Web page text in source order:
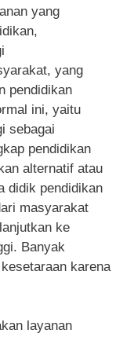
yang
yang
pendidikan
ini, yaitu
sebagai
pendidikan
alternatif atau
didik pendidikan
masyarakat
ke
Banyak
karena
layanan